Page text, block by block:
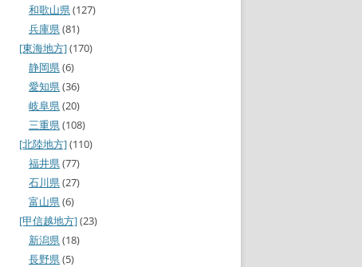
和歌山県(127)
兵庫県(81)
[東海地方](170)
静岡県(6)
愛知県(36)
岐阜県(20)
三重県(108)
[北陸地方](110)
福井県(77)
石川県(27)
富山県(6)
[甲信越地方](23)
新潟県(18)
長野県(5)